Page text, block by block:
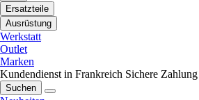
Ersatzteile
Ausrüstung
Werkstatt
Outlet
Marken
Kundendienst in Frankreich Sichere Zahlung
Suchen